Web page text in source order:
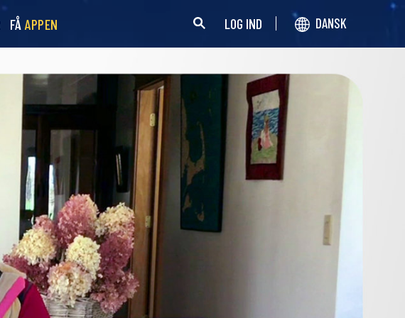
FÅ APPEN LOG IND DANSK